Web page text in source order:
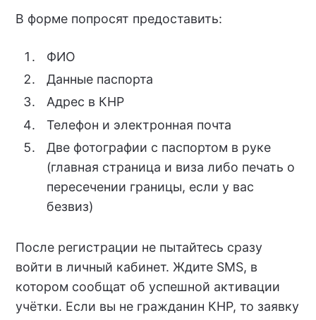
В форме попросят предоставить:
ФИО
Данные паспорта
Адрес в КНР
Телефон и электронная почта
Две фотографии с паспортом в руке
(главная страница и виза либо печать о
пересечении границы, если у вас
безвиз)
После регистрации не пытайтесь сразу
войти в личный кабинет. Ждите SMS, в
котором сообщат об успешной активации
учётки. Если вы не гражданин КНР, то заявку